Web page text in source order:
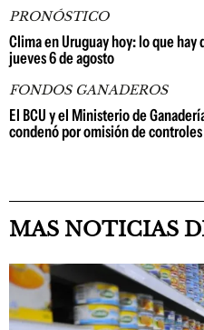
PRONÓSTICO
Clima en Uruguay hoy: lo que
jueves 6 de agosto
FONDOS GANADEROS
El BCU y el Ministerio de
condenó por omisión de
MAS NOTICIAS